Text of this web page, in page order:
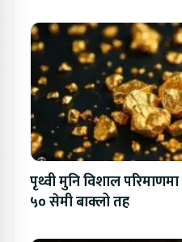
पृथ्वी मुनि विशाल
५० सेमी बाक्लो तह